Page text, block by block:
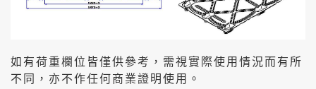
如有荷重欄位皆僅供參考，需視實際使用情況而有所
不同，亦不作任何商業證明使用。